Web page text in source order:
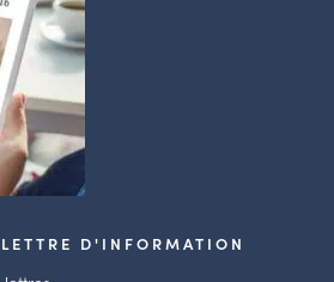
D'INFORMATION